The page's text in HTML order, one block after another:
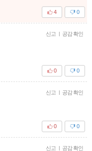
0
4
신고 | 공감 확인
0
0
신고 | 공감 확인
0
0
신고 | 공감 확인